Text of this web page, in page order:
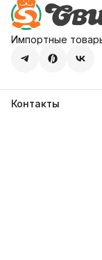
Импортные
Контакты